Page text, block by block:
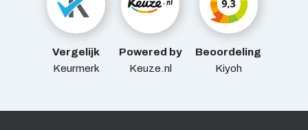
Vergelijk
Keurmerk
Powered by
Keuze.nl
Beoordeling
Kiyoh